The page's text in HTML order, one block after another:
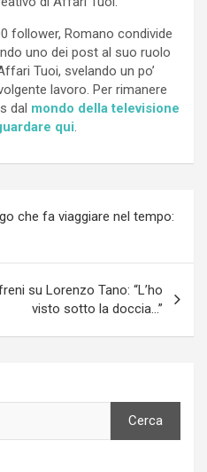
follower, Romano condivide
uno dei post al suo ruolo
Tuoi, svelando un po’
lavoro. Per rimanere
dal mondo della televisione
qui.
che fa viaggiare nel tempo:
su Lorenzo Tano: “L’ho
visto sotto la doccia…”
Cerca